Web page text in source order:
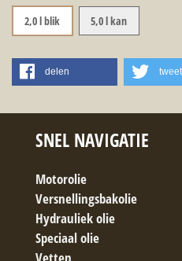
2,0 l blik 5,0 l kan
delen tweet
SNEL NAVIGATIE
Motorolie
Versnellingsbakolie
Hydrauliek olie
Speciaal olie
Vetten